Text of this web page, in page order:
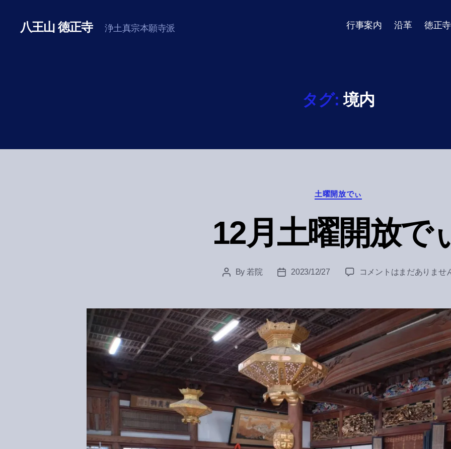
八王山 徳正寺 浄土真宗本願寺派 行事案内 沿革 徳正
タグ: 境内
Categories
土曜開放でぃ
12月土曜開放で
PostBy 若院
Post2023/12/27
12
曜
放
で
ぃ
へ
コメントはまだありませ